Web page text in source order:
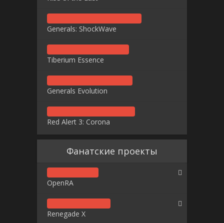
Generals: ShockWave
Tiberium Essence
Generals Evolution
Red Alert 3: Corona
Фанатские проекты
OpenRA
Renegade X